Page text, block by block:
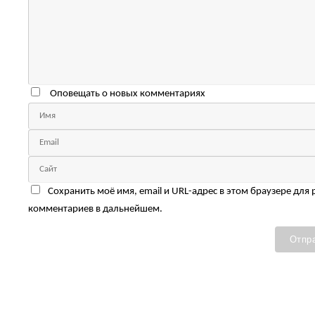
Оповещать о новых комментариях
Сохранить моё имя, email и URL-адрес в этом браузере для
комментариев в дальнейшем.